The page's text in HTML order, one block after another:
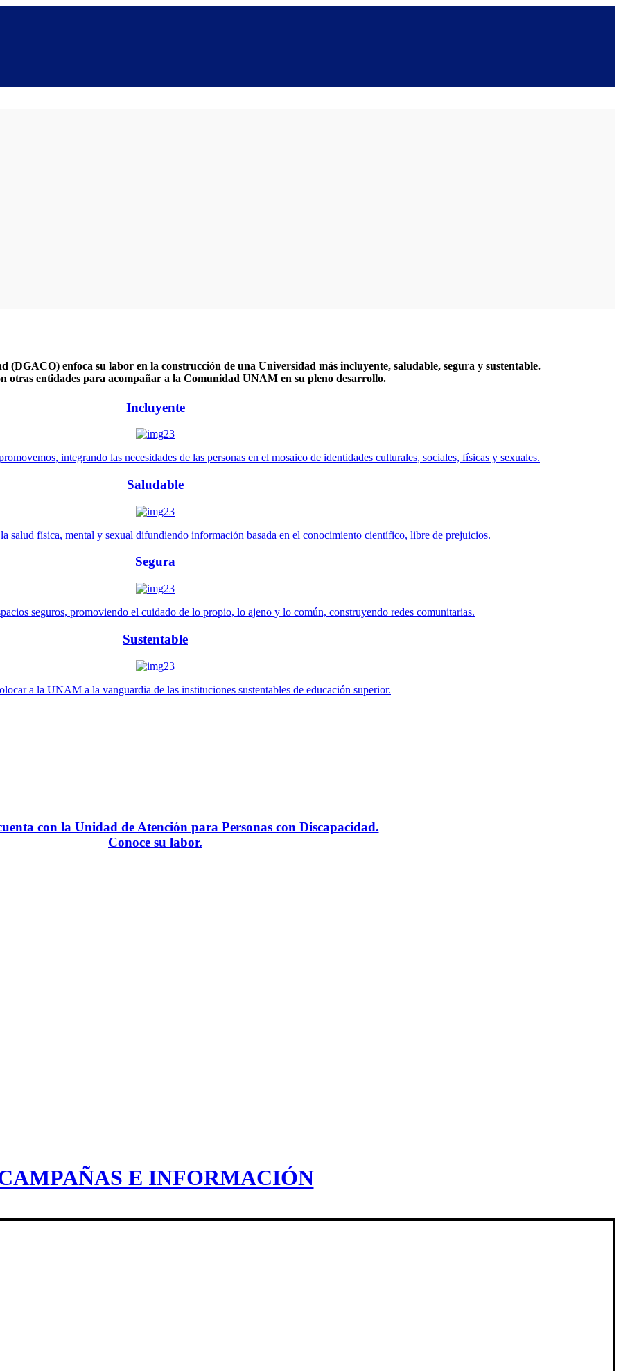
(DGACO) enfoca su labor en la construcción de una Universidad más incluyente, saludable, segura y sustentable.
otras entidades para acompañar a la Comunidad UNAM en su pleno desarrollo.
Incluyente
integrando las necesidades de las personas en el mosaico de identidades culturales, sociales, físicas y sexuales.
Saludable
salud física, mental y sexual difundiendo información basada en el conocimiento científico, libre de prejuicios.
Segura
seguros, promoviendo el cuidado de lo propio, lo ajeno y lo común, construyendo redes comunitarias.
Sustentable
a la UNAM a la vanguardia de las instituciones sustentables de educación superior.
con la Unidad de Atención para Personas con Discapacidad.
Conoce su labor.
E INFORMACIÓN